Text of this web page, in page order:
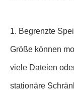
1. Begrenzte
Größe können
viele Dateien
stationäre